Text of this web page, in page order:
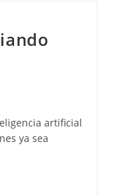
artificial
ya sea